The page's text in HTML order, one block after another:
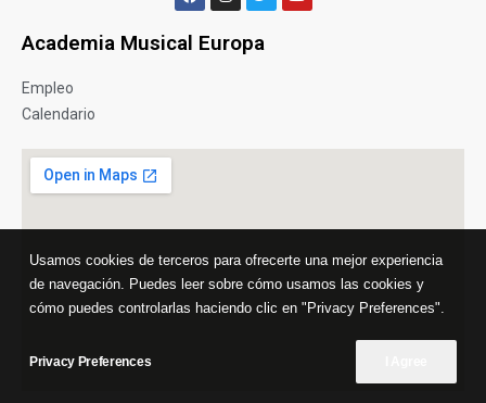
Academia Musical Europa
Empleo
Calendario
Usamos cookies de terceros para ofrecerte una mejor experiencia
de navegación. Puedes leer sobre cómo usamos las cookies y
cómo puedes controlarlas haciendo clic en "Privacy Preferences".
Privacy Preferences